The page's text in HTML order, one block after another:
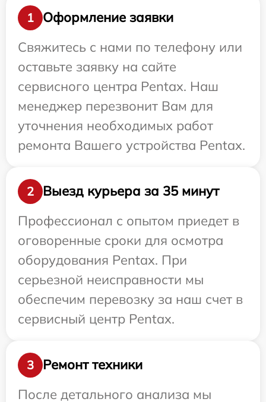
1
Оформление заявки
Свяжитесь с нами по телефону или
оставьте заявку на сайте
сервисного центра Pentax. Наш
менеджер перезвонит Вам для
уточнения необходимых работ
ремонта Вашего устройства Pentax.
2
Выезд курьера за 35 минут
Профессионал с опытом приедет в
оговоренные сроки для осмотра
оборудования Pentax. При
серьезной неисправности мы
обеспечим перевозку за наш счет в
сервисный центр Pentax.
3
Ремонт техники
После детального анализа мы